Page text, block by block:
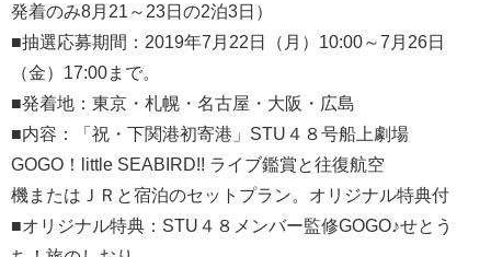
発着のみ8月21～23日の2泊3日）
■抽選応募期間：2019年7月22日（月）10:00～7月26日
（金）17:00まで。
■発着地：東京・札幌・名古屋・大阪・広島
■内容：「祝・下関港初寄港」STU４８号船上劇場
GOGO！little SEABIRD!! ライブ鑑賞と往復航空
機またはＪＲと宿泊のセットプラン。オリジナル特典付
■オリジナル特典：STU４８メンバー監修GOGO♪せとう